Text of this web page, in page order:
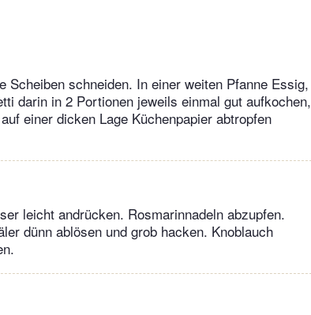
schneiden. In einer weiten Pfanne Essig,
darin in 2 Portionen jeweils einmal gut aufkochen,
einer dicken Lage Küchenpapier abtropfen
leicht andrücken. Rosmarinnadeln abzupfen.
dünn ablösen und grob hacken. Knoblauch